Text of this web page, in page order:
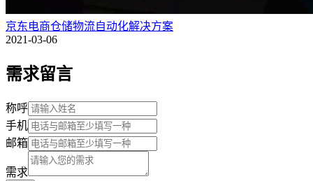
京东电商仓储物流自动化解决方案
2021-03-06
需求留言
称呼
手机
邮箱
需求